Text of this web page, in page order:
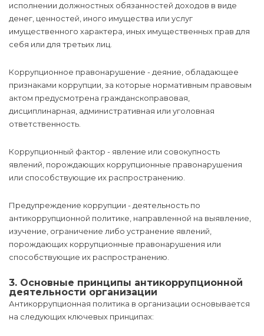
исполнении должностных обязанностей доходов в виде
денег, ценностей, иного имущества или услуг
имущественного характера, иных имущественных прав для
себя или для третьих лиц.
Коррупционное правонарушение - деяние, обладающее
признаками коррупции, за которые нормативным правовым
актом предусмотрена гражданскоправовая,
дисциплинарная, административная или уголовная
ответственность.
Коррупционный фактор - явление или совокупность
явлений, порождающих коррупционные правонарушения
или способствующие их распространению.
Предупреждение коррупции - деятельность по
антикоррупционной политике, направленной на выявление,
изучение, ограничение либо устранение явлений,
порождающих коррупционные правонарушения или
способствующие их распространению.
3. Основные принципы антикоррупционной
деятельности организации
Антикоррупционная политика в организации основывается
на следующих ключевых принципах: